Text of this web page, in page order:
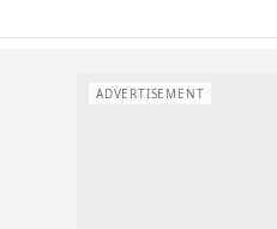
ADVERTISEMENT